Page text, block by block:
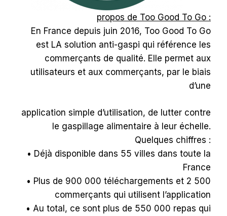
propos de Too Good To Go :
En France depuis juin 2016, Too Good To Go
est LA solution anti-gaspi qui référence les
commerçants de qualité. Elle permet aux
utilisateurs et aux commerçants, par le biais
d’une
application simple d’utilisation, de lutter contre
le gaspillage alimentaire à leur échelle.
Quelques chiffres :
• Déjà disponible dans 55 villes dans toute la
France
• Plus de 900 000 téléchargements et 2 500
commerçants qui utilisent l’application
• Au total, ce sont plus de 550 000 repas qui